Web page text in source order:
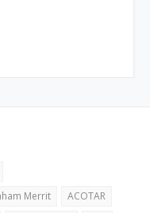
Merrit
ACOTAR